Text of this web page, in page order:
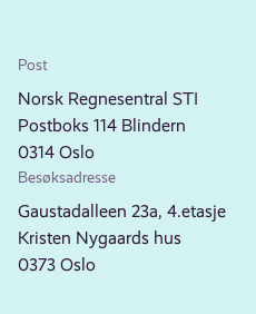
Post
Norsk Regnesentral STI
Postboks 114 Blindern
0314 Oslo
Besøksadresse
Gaustadalleen 23a, 4.etasje
Kristen Nygaards hus
0373 Oslo